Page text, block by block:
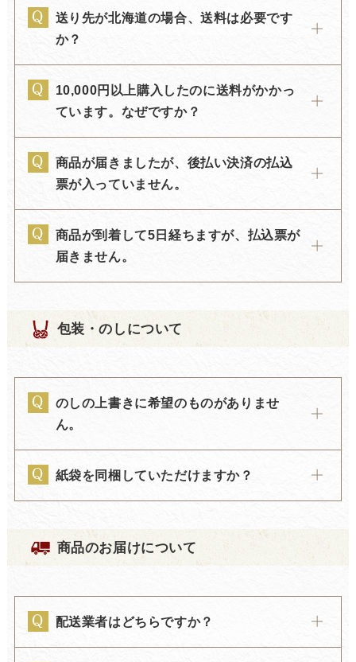
送り先が北海道の場合、送料は必要です
か？
10,000円以上購入したのに送料がかかっ
ています。なぜですか？
商品が届きましたが、後払い決済の払込
票が入っていません。
商品が到着して5日経ちますが、払込票が
届きません。
包装・のしについて
のしの上書きに希望のものがありませ
ん。
紙袋を同梱していただけますか？
商品のお届けについて
配送業者はどちらですか？